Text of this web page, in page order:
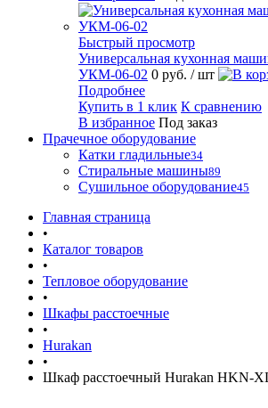
Быстрый просмотр
Универсальная кухонная
УКМ-06-02 0 руб. / шт
Подробнее
Купить в 1 клик К сравнению
В избранное Под заказ
Прачечное оборудование
Катки гладильные34
Стиральные машины89
Сушильное оборудование45
Главная страница
•
Каталог товаров
•
Тепловое оборудование
•
Шкафы расстоечные
•
Hurakan
•
Шкаф расстоечный Hurakan HKN-